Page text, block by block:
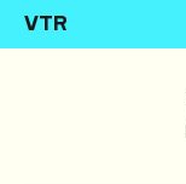
VTR